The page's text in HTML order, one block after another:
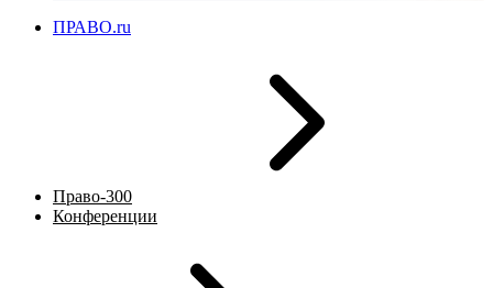
ПРАВО.ru
Право-300
Конференции